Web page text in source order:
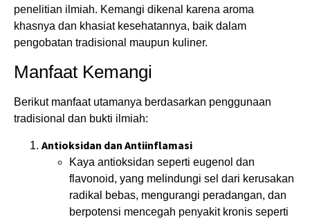
penelitian ilmiah. Kemangi dikenal karena aroma
khasnya dan khasiat kesehatannya, baik dalam
pengobatan tradisional maupun kuliner.
Manfaat Kemangi
Berikut manfaat utamanya berdasarkan penggunaan
tradisional dan bukti ilmiah:
Antioksidan dan Antiinflamasi
Kaya antioksidan seperti eugenol dan
flavonoid, yang melindungi sel dari kerusakan
radikal bebas, mengurangi peradangan, dan
berpotensi mencegah penyakit kronis seperti